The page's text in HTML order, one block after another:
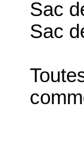
Sac
Sac